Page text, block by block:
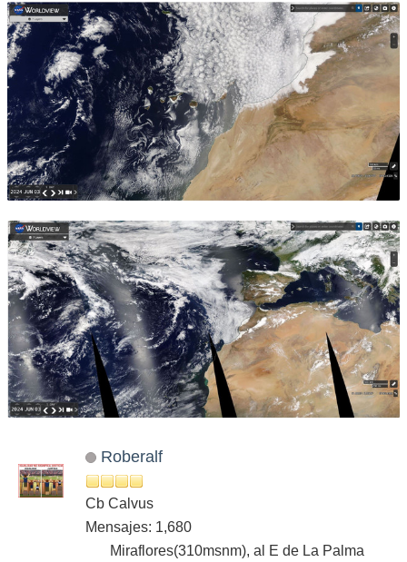
Roberalf
Cb Calvus
Mensajes: 1,680
Miraflores(310msnm), al E de La Palma